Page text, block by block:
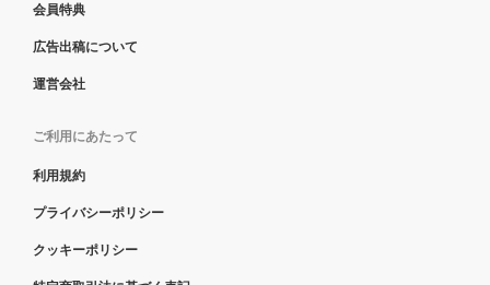
会員特典
広告出稿について
運営会社
ご利用にあたって
利用規約
プライバシーポリシー
クッキーポリシー